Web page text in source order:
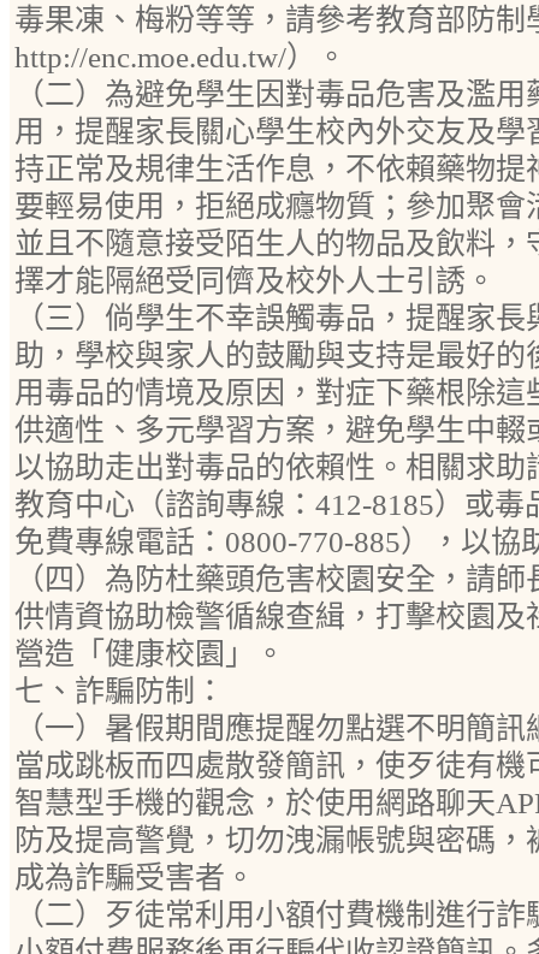
毒果凍、梅粉等等，請參考教育部防
http://enc.moe.edu.tw/）。
（二）為避免學生因對毒品危害及濫
用，提醒家長關心學生校內外交友及
持正常及規律生活作息，不依賴藥物
要輕易使用，拒絕成癮物質；參加聚
並且不隨意接受陌生人的物品及飲料
擇才能隔絕受同儕及校外人士引誘。
（三）倘學生不幸誤觸毒品，提醒家
助，學校與家人的鼓勵與支持是最好
用毒品的情境及原因，對症下藥根除
供適性、多元學習方案，避免學生中輟
以協助走出對毒品的依賴性。相關求
教育中心（諮詢專線：412-8185）或
免費專線電話：0800-770-885），以協
（四）為防杜藥頭危害校園安全，請
供情資協助檢警循線查緝，打擊校園及
營造「健康校園」。
七、詐騙防制：
（一）暑假期間應提醒勿點選不明簡
當成跳板而四處散發簡訊，使歹徒有
智慧型手機的觀念，於使用網路聊天
防及提高警覺，切勿洩漏帳號與密碼
成為詐騙受害者。
（二）歹徒常利用小額付費機制進行